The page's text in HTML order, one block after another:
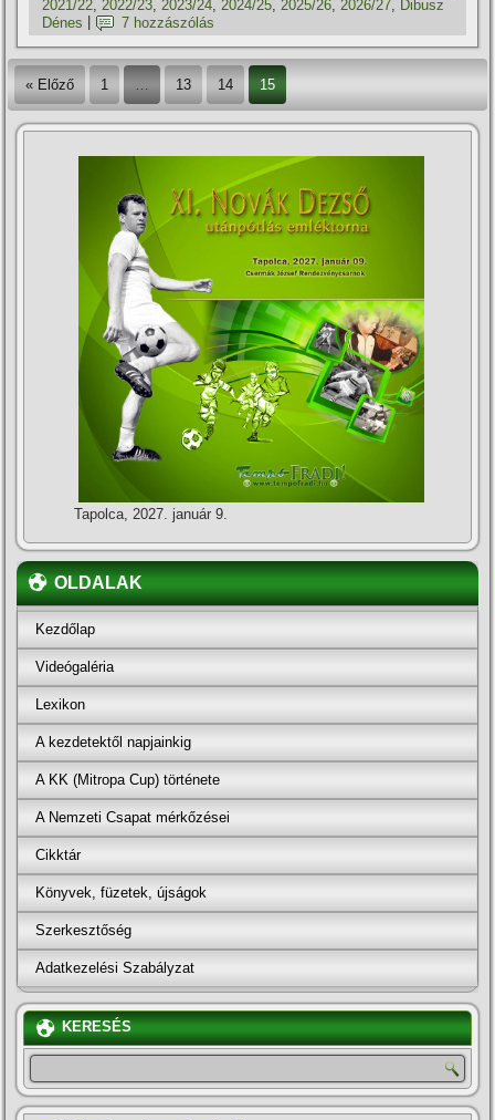
2021/22,2022/23,2023/24,2024/25,2025/26,2026/27, Dibusz
Dénes
7 hozzászólás
« Előző 1 … 13 14 15
Tapolca, 2027. január 9.
OLDALAK
Kezdőlap
Videógaléria
Lexikon
A kezdetektől napjainkig
A KK (Mitropa Cup) története
A Nemzeti Csapat mérkőzései
Cikktár
Könyvek, füzetek, újságok
Szerkesztőség
Adatkezelési Szabályzat
KERESÉS